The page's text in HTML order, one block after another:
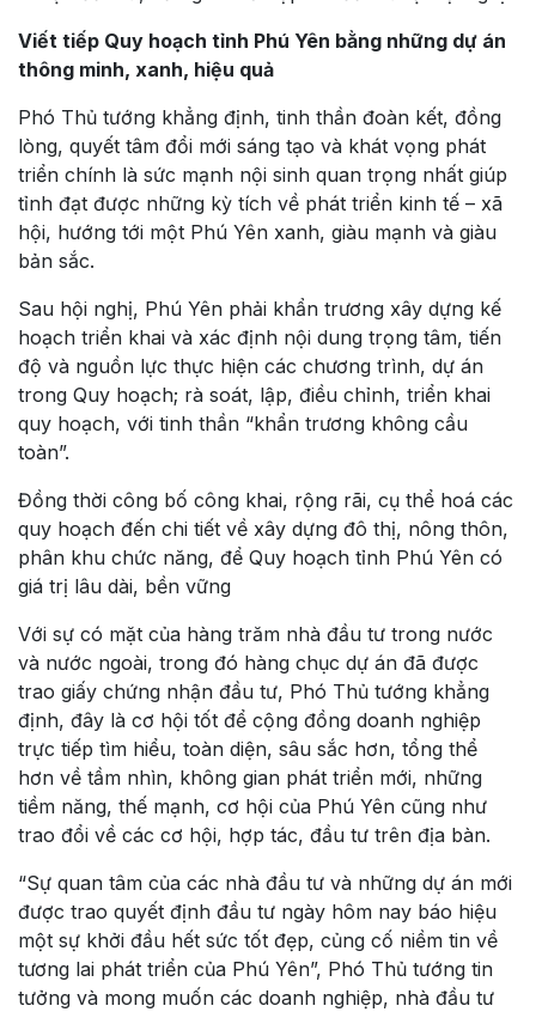
Viết tiếp Quy hoạch tỉnh Phú Yên bằng những dự án
thông minh, xanh, hiệu quả
Phó Thủ tướng khẳng định, tinh thần đoàn kết, đồng
lòng, quyết tâm đổi mới sáng tạo và khát vọng phát
triển chính là sức mạnh nội sinh quan trọng nhất giúp
tỉnh đạt được những kỳ tích về phát triển kinh tế – xã
hội, hướng tới một Phú Yên xanh, giàu mạnh và giàu
bản sắc.
Sau hội nghị, Phú Yên phải khẩn trương xây dựng kế
hoạch triển khai và xác định nội dung trọng tâm, tiến
độ và nguồn lực thực hiện các chương trình, dự án
trong Quy hoạch; rà soát, lập, điều chỉnh, triển khai
quy hoạch, với tinh thần “khẩn trương không cầu
toàn”.
Đồng thời công bố công khai, rộng rãi, cụ thể hoá các
quy hoạch đến chi tiết về xây dựng đô thị, nông thôn,
phân khu chức năng, để Quy hoạch tỉnh Phú Yên có
giá trị lâu dài, bền vững
Với sự có mặt của hàng trăm nhà đầu tư trong nước
và nước ngoài, trong đó hàng chục dự án đã được
trao giấy chứng nhận đầu tư, Phó Thủ tướng khẳng
định, đây là cơ hội tốt để cộng đồng doanh nghiệp
trực tiếp tìm hiểu, toàn diện, sâu sắc hơn, tổng thể
hơn về tầm nhìn, không gian phát triển mới, những
tiềm năng, thế mạnh, cơ hội của Phú Yên cũng như
trao đổi về các cơ hội, hợp tác, đầu tư trên địa bàn.
“Sự quan tâm của các nhà đầu tư và những dự án mới
được trao quyết định đầu tư ngày hôm nay báo hiệu
một sự khởi đầu hết sức tốt đẹp, củng cố niềm tin về
tương lai phát triển của Phú Yên”, Phó Thủ tướng tin
tưởng và mong muốn các doanh nghiệp, nhà đầu tư